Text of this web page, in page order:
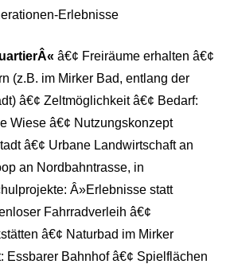
Erlebnisse
â€¢ Freiräume erhalten â€¢
(z.B. im Mirker Bad, entlang der
â€¢ Zeltmöglichkeit â€¢ Bedarf:
Wiese â€¢ Nutzungskonzept
â€¢ Urbane Landwirtschaft an
an Nordbahntrasse, in
Â»Erlebnisse statt
Fahrradverleih â€¢
â€¢ Naturbad im Mirker
Essbarer Bahnhof â€¢ Spielflächen